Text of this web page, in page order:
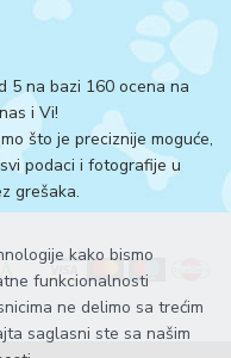
kako bismo
funkcionalnosti
ne delimo sa trećim
saglasni ste sa našim
5 na bazi 160 ocena na
i Vi!
što je preciznije moguće,
podaci i fotografije u
grešaka.